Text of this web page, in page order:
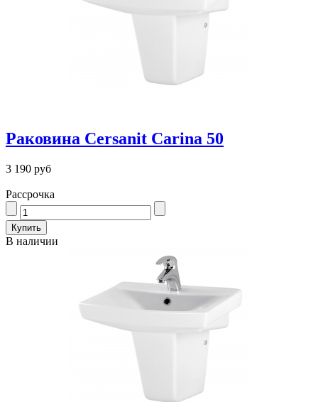
Раковина Cersanit Carina 50
3 190 руб
Рассрочка
В наличии